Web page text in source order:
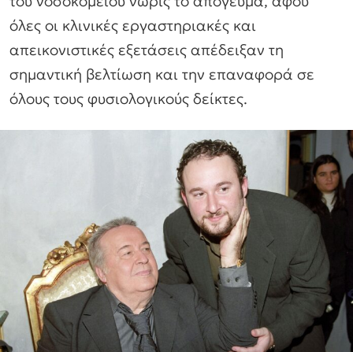
όλες οι κλινικές εργαστηριακές και
απεικονιστικές εξετάσεις απέδειξαν τη
σημαντική βελτίωση και την επαναφορά σε
όλους τους φυσιολογικούς δείκτες.